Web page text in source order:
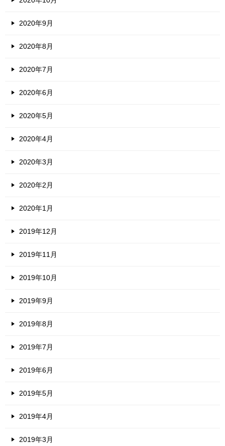
2020年9月
2020年8月
2020年7月
2020年6月
2020年5月
2020年4月
2020年3月
2020年2月
2020年1月
2019年12月
2019年11月
2019年10月
2019年9月
2019年8月
2019年7月
2019年6月
2019年5月
2019年4月
2019年3月